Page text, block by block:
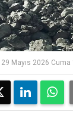
29 Mayıs 2026 Cuma